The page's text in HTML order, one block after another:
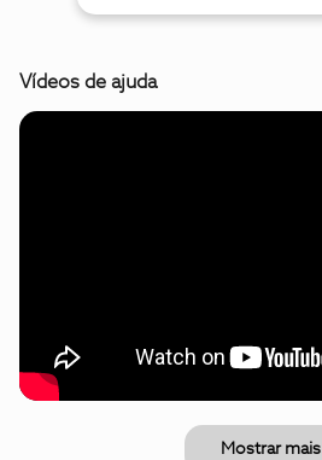
Vídeos de ajuda
Mostrar mais